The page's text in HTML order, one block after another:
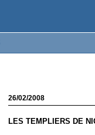
26/02/2008
LES TEMPLIERS DE